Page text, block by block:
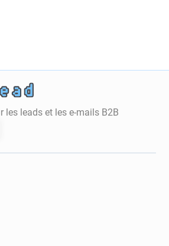
les leads et les e-mails B2B